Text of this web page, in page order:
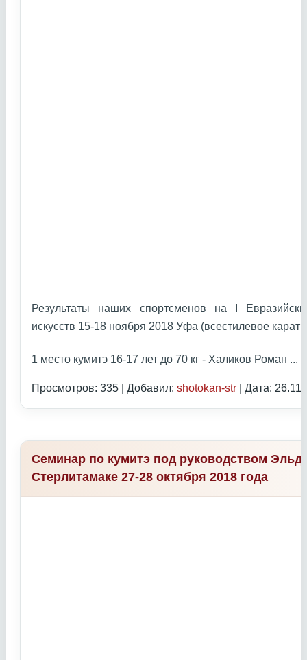
Результаты наших спортсменов на I
искусств 15-18 ноября 2018 Уфа (всестилевое
1 место кумитэ 16-17 лет до 70 кг - Халиков Роман ...
Просмотров: 335 | Добавил: shotokan-str | Дата:
Семинар по кумитэ под руководством
Стерлитамаке 27-28 октября 2018 года